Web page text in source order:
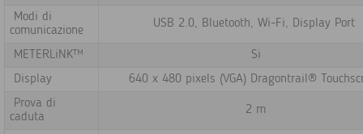
Modi di
comunicazione
USB 2.0, Bluetooth, Wi-Fi, Display Port
METERLiNK™
Si
Display
640 x 480 pixels (VGA) Dragontrail®
Prova di
caduta
2 m